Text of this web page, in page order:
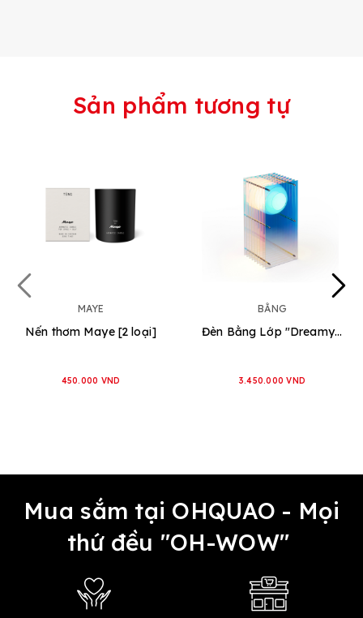
Sản phẩm tương tự
MAYE
Nến thơm Maye [2 loại]
450.000 VND
BẰNG
Đèn Bằng Lớp "Dreamy - Hình Chữ Nhật" [2 loại]
3.450.000 VND
Mua sắm tại OHQUAO - Mọi
thứ đều "OH-WOW"